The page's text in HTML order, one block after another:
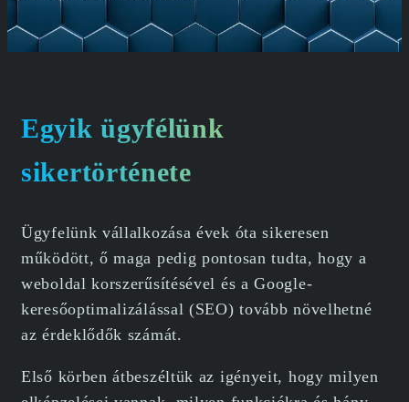
Egyik ügyfélünk
sikertörténete
Ügyfelünk vállalkozása évek óta sikeresen
működött, ő maga pedig pontosan tudta, hogy a
weboldal korszerűsítésével és a Google-
keresőoptimalizálással (SEO) tovább növelhetné
az érdeklődők számát.
Első körben átbeszéltük az igényeit, hogy milyen